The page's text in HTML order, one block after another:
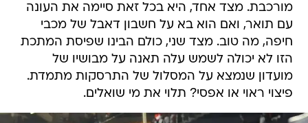
מורכבת. מצד אחד, היא בכל זאת סיימה את העונה
עם תואר, ואם הוא בא על חשבון דאבל של מכבי
חיפה, מה טוב. מצד שני, כולם הבינו שפיסת המתכת
הזו לא יכולה לשמש עלה תאנה על מבושיו של
מועדון שנמצא על המסלול של התרסקות מתמדת.
פיצוי ראוי או אפסי? תלוי את מי שואלים.